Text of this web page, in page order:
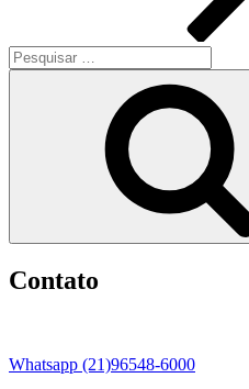
Pesquisar
por:
Contato
Whatsapp (21)96548-6000